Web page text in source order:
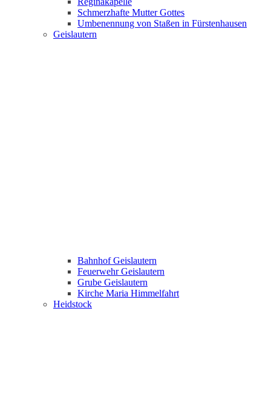
Schmerzhafte Mutter Gottes
Umbenennung von Staßen in Fürstenhausen
Geislautern
Bahnhof Geislautern
Feuerwehr Geislautern
Grube Geislautern
Kirche Maria Himmelfahrt
Heidstock